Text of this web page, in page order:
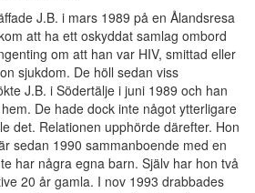
J.B. i mars 1989 på en Ålandsresa
att ha ett oskyddat samlag ombord
om att han var HIV, smittad eller
sjukdom. De höll sedan viss
J.B. i Södertälje i juni 1989 och han
De hade dock inte något ytterligare
det. Relationen upphörde därefter. Hon
sedan 1990 sammanboende med en
har några egna barn. Själv har hon två
20 år gamla. I nov 1993 drabbades